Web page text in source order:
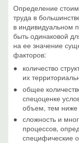
Определение
труда в
в индивидуальном
быть одинаковой
на ее значение
факторов:
количество
их
общее
спецоценке
объем, тем ниже
сложность и
процессов,
специфические